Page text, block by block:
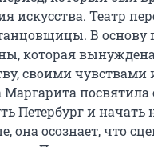
искусства. Театр
В основу
которая
своими чувствами
Маргарита посвятила
Петербург и
она осознает, что